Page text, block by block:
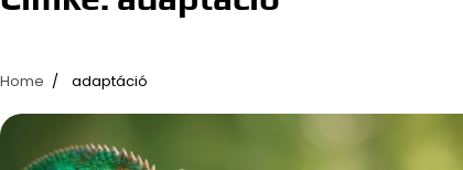
Home adaptáció